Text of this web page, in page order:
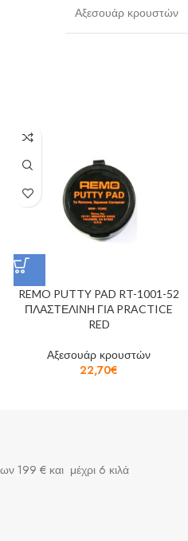
Αξεσουάρ κρουστών
REMO PUTTY PAD RT-1001-52
ΠΛΑΣΤΕΛΙΝΗ ΓΙΑ PRACTICE
RED
Αξεσουάρ κρουστών
22,70€
199 € και μέχρι 6 κιλά